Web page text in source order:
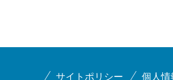
サイトポリシー 個人情